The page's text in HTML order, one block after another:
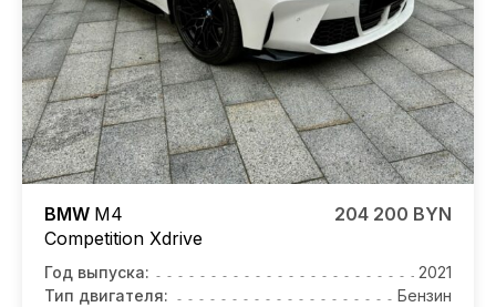
BMW M4
Competition Xdrive
204 200 BYN
Год выпуска:
2021
Тип двигателя:
Бензин